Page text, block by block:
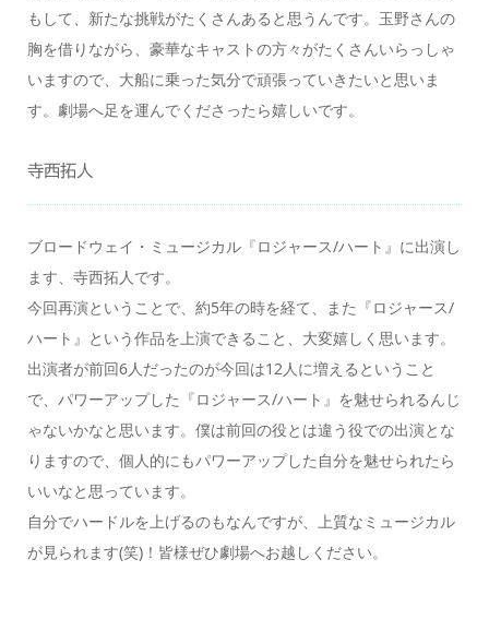
もして、新たな挑戦がたくさんあると思うんです。玉野さんの
胸を借りながら、豪華なキャストの方々がたくさんいらっしゃ
いますので、大船に乗った気分で頑張っていきたいと思いま
す。劇場へ足を運んでくださったら嬉しいです。
寺西拓人
ブロードウェイ・ミュージカル『ロジャース/ハート』に出演し
ます、寺西拓人です。
今回再演ということで、約5年の時を経て、また『ロジャース/
ハート』という作品を上演できること、大変嬉しく思います。
出演者が前回6人だったのが今回は12人に増えるということ
で、パワーアップした『ロジャース/ハート』を魅せられるんじ
ゃないかなと思います。僕は前回の役とは違う役での出演とな
りますので、個人的にもパワーアップした自分を魅せられたら
いいなと思っています。
自分でハードルを上げるのもなんですが、上質なミュージカル
が見られます(笑)！皆様ぜひ劇場へお越しください。